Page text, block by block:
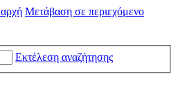
αρχή Μετάβαση σε περιεχόμενο
Εκτέλεση αναζήτησης